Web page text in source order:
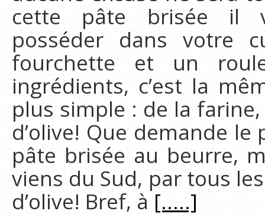
cette pâte brisée il
posséder dans votre
fourchette et un
ingrédients, c’est la
plus simple : de la farine,
d’olive! Que demande le
pâte brisée au beurre,
viens du Sud, par tous
d’olive! Bref, à[.....]